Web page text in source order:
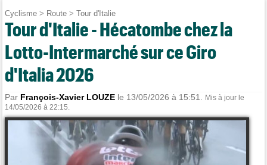
Cyclisme > Route >Tour d'Italie
Tour d'Italie - Hécatombe chez la
Lotto-Intermarché sur ce Giro
d'Italia 2026
Par François-Xavier LOUZE le 13/05/2026 à 15:51.
Mis à jour le
14/05/2026 à 22:15.